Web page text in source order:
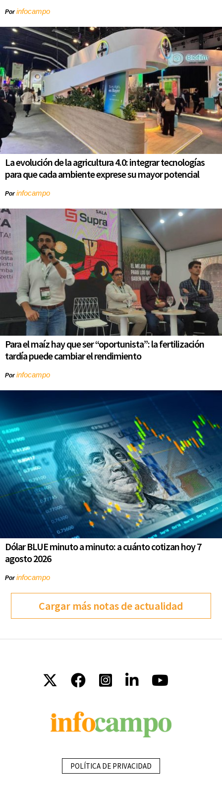
Porinfocampo
La evolución de la agricultura 4.0: integrar tecnologías
para que cada ambiente exprese su mayor potencial
Porinfocampo
Para el maíz hay que ser “oportunista”: la fertilización
tardía puede cambiar el rendimiento
Porinfocampo
Dólar BLUE minuto a minuto: a cuánto cotizan hoy 7
agosto 2026
Porinfocampo
Cargar más notas de actualidad
POLÍTICA DE PRIVACIDAD